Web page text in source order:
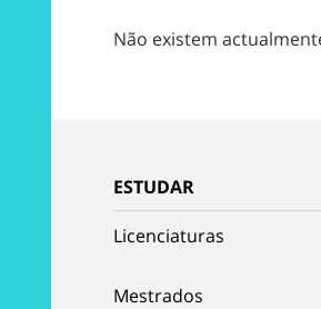
Não existem
ESTUDAR
Licenciaturas
Mestrados